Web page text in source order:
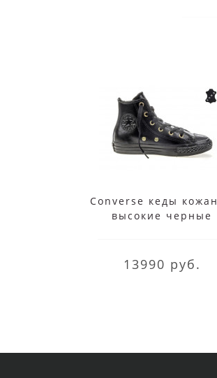
Converse кеды
высокие черные
13990 руб.